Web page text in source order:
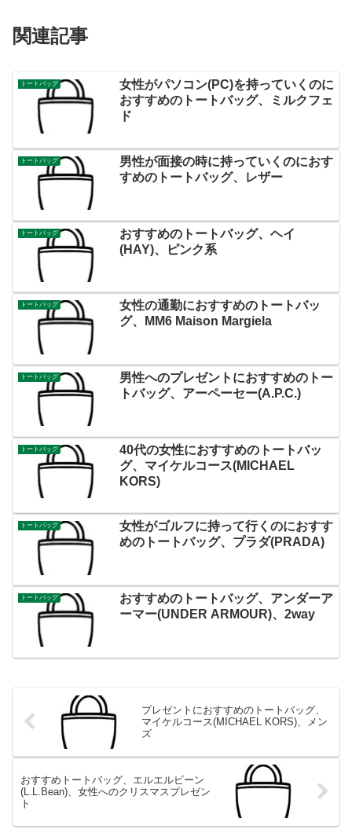
関連記事
トートバッグ
女性がパソコン(PC)を持っていくのに
おすすめのトートバッグ、ミルクフェ
ド
トートバッグ
男性が面接の時に持っていくのにおす
すめのトートバッグ、レザー
トートバッグ
おすすめのトートバッグ、ヘイ
(HAY)、ピンク系
トートバッグ
女性の通勤におすすめのトートバッ
グ、MM6 Maison Margiela
トートバッグ
男性へのプレゼントにおすすめのトー
トバッグ、アーペーセー(A.P.C.)
トートバッグ
40代の女性におすすめのトートバッ
グ、マイケルコース(MICHAEL
KORS)
トートバッグ
女性がゴルフに持って行くのにおすす
めのトートバッグ、プラダ(PRADA)
トートバッグ
おすすめのトートバッグ、アンダーア
ーマー(UNDER ARMOUR)、2way
プレゼントにおすすめのトートバッグ、
マイケルコース(MICHAEL KORS)、メン
ズ
おすすめトートバッグ、エルエルビーン
(L.L.Bean)、女性へのクリスマスプレゼン
ト